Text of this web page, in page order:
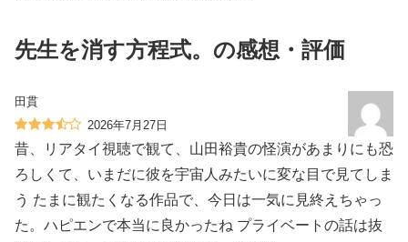
先生を消す方程式。の感想・評価
田貫
2026年7月27日
昔、リアタイ視聴で観て、山田裕貴の怪演があまりにも恐
ろしくて、いまだに彼を宇宙人みたいに変な目で見てしま
う たまに観たくなる作品で、今日は一気に見終えちゃっ
た。ハピエンで本当に良かったね プライベートの話は抜